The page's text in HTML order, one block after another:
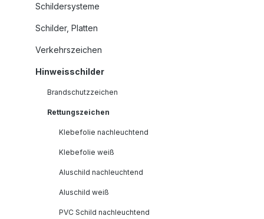
Schildersysteme
Schilder, Platten
Verkehrszeichen
Hinweisschilder
Brandschutzzeichen
Rettungszeichen
Klebefolie nachleuchtend
Klebefolie weiß
Aluschild nachleuchtend
Aluschild weiß
PVC Schild nachleuchtend